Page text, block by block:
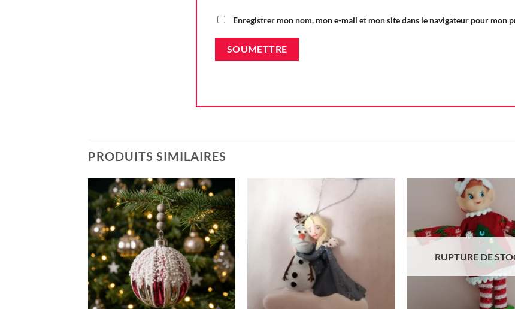
Enregistrer mon nom, mon e-mail et mon site dans le navigateur pour mon
PRODUITS SIMILAIRES
Ajouter
à la liste
d'envie
RUPTURE DE